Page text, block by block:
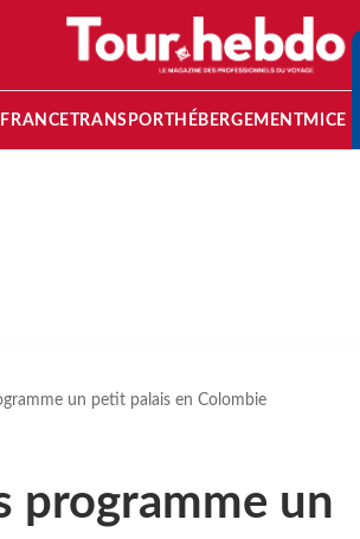
FRANCETRANSPORT HÉBERGEMENTMICE
un petit palais en Colombie
programme un